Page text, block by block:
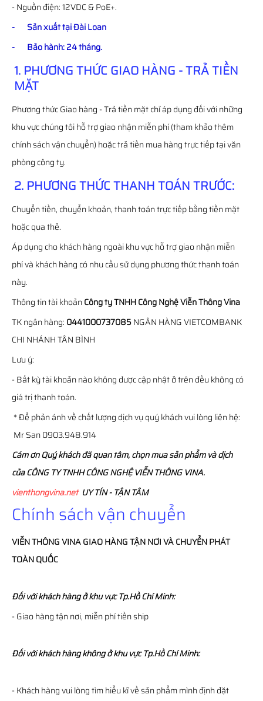
- Nguồn điện: 12VDC & PoE+.
- Sản xuất tại Đài Loan
- Bảo hành: 24 tháng.
1. PHƯƠNG THỨC GIAO HÀNG - TRẢ TIỀN
MẶT
Phương thức Giao hàng - Trả tiền mặt chỉ áp dụng đối với những
khu vực chúng tôi hỗ trợ giao nhận miễn phí (tham khảo thêm
chính sách vận chuyển) hoặc trả tiền mua hàng trực tiếp tại văn
phòng công ty.
2. PHƯƠNG THỨC THANH TOÁN TRƯỚC:
Chuyển tiền, chuyển khoản, thanh toán trực tiếp bằng tiền mặt
hoặc qua thẻ.
Áp dụng cho khách hàng ngoài khu vực hỗ trợ giao nhận miễn
phí và khách hàng có nhu cầu sử dụng phương thức thanh toán
này.
Thông tin tài khoảnCông ty TNHH Công Nghệ Viễn Thông Vina
TK ngân hàng: 0441000737085NGÂN HÀNG VIETCOMBANK
CHI NHÁNH TÂN BÌNH
Lưu ý:
- Bất kỳ tài khoản nào không được cập nhật ở trên đều không có
giá trị thanh toán.
* Để phản ánh về chất lượng dịch vụ quý khách vui lòng liên hệ:
Mr San 0903.948.914
Cám ơn Quý khách đã quan tâm, chọn mua sản phẩm và dịch
của CÔNG TY TNHH CÔNG NGHỆ VIỄN THÔNG VINA.
vienthongvina.netUY TÍN - TẬN TÂM
Chính sách vận chuyển
VIỄN THÔNGVINAGIAO HÀNG TẬN NƠI VÀ CHUYỂN PHÁT
TOÀN QUỐC
Đối với khách hàng ở khu vực Tp.Hồ Chí Minh:
- Giao hàng tận nơi, miễn phí tiền ship
Đối với khách hàng không ở khu vực Tp.Hồ Chí Minh:
- Khách hàng vui lòng tìm hiểu kĩ về sản phẩm mình định đặt